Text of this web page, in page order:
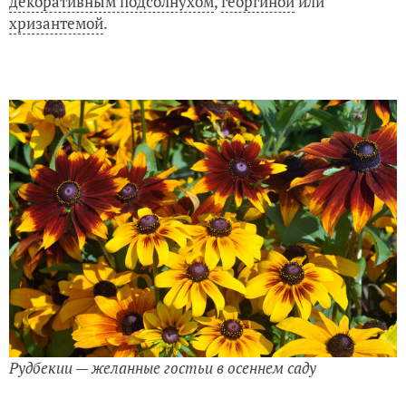
хризантемой.
Рудбекии — желанные гостьи в осеннем саду